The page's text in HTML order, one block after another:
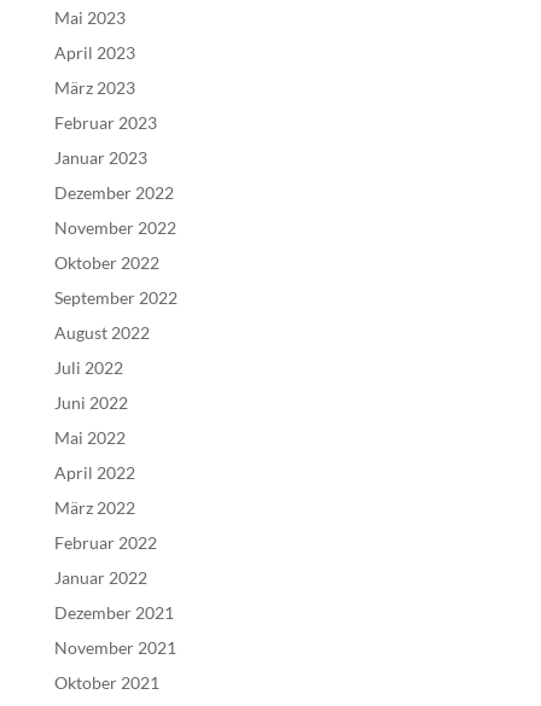
Mai 2023
April 2023
März 2023
Februar 2023
Januar 2023
Dezember 2022
November 2022
Oktober 2022
September 2022
August 2022
Juli 2022
Juni 2022
Mai 2022
April 2022
März 2022
Februar 2022
Januar 2022
Dezember 2021
November 2021
Oktober 2021